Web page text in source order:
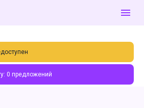
0 предложений